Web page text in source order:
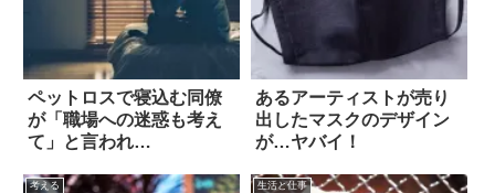
ペットロスで寝込む同僚
が「職場への迷惑も考え
て」と言われ…
あるアーティストが売り
出したマスクのデザイン
が…ヤバイ！
考える 生活と仕事